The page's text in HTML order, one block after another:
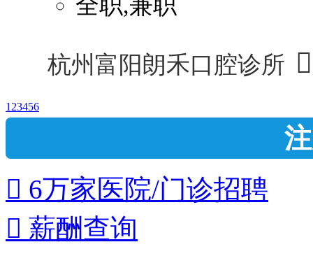
全职,兼职
杭州富阳朗禾口腔诊所 
1 23456
 6万家医院/门诊招聘
 薪酬查询